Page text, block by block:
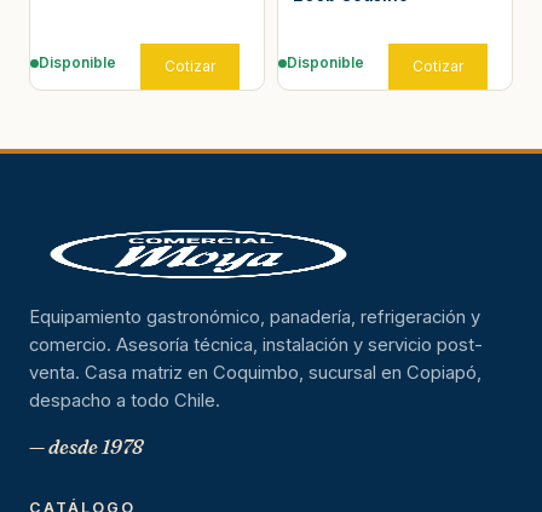
Disponible Cotizar Disponible Cotizar
Equipamiento gastronómico, panadería, refrigeración y
comercio. Asesoría técnica, instalación y servicio post-
venta. Casa matriz en Coquimbo, sucursal en Copiapó,
despacho a todo Chile.
— desde 1978
CATÁLOGO